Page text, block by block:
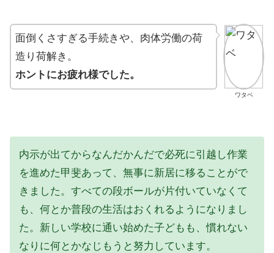
ワタベ
面倒くさすぎる手続きや、肉体労働の荷
造り荷解き。
ホントにお疲れ様でした。
内示が出てからなんだかんだで必死に引越し作業
を進めた甲斐あって、無事に新居に移ることがで
きました。すべての段ボールが片付いていなくて
も、何とか普段の生活はおくれるようになりまし
た。新しい学校に通い始めた子どもも、慣れない
なりに何とかなじもうと努力しています。